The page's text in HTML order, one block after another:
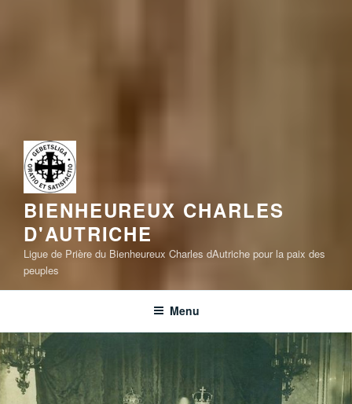
BIENHEUREUX CHARLES
D'AUTRICHE
Ligue de Prière du Bienheureux Charles dAutriche pour la paix des
peuples
Menu